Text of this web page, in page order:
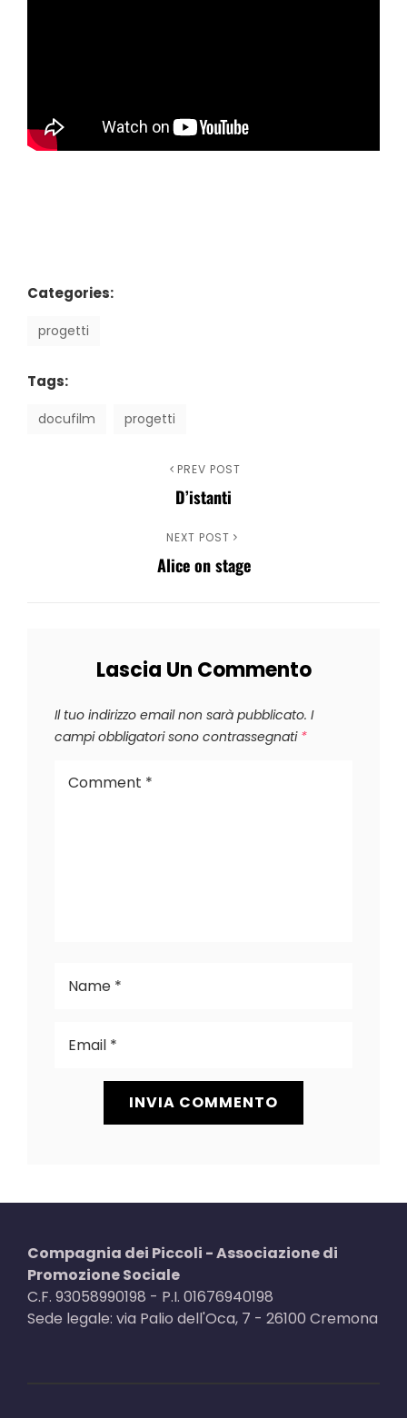
Categories:
progetti
Tags:
docufilm progetti
NavigazionePREV POST
D’istanti
NEXT POST
Alice on stage
Lascia Un Commento
Il tuo indirizzo email non sarà pubblicato. I
campi obbligatori sono contrassegnati *
Compagnia dei Piccoli - Associazione di
Promozione Sociale
C.F. 93058990198 - P.I. 01676940198
Sede legale: via Palio dell'Oca, 7 - 26100 Cremona